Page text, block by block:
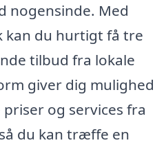
nogensinde. Med
kan du hurtigt få tre
tilbud fra lokale
giver dig mulighed
og services fra
du kan træffe en